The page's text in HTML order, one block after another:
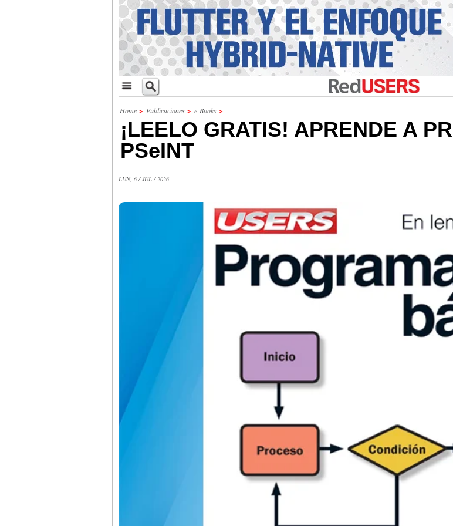
Home> Publicaciones> e-Books>
¡LEELO GRATIS! APRENDE A
PSeINT
LUN, 6 / JUL / 2026